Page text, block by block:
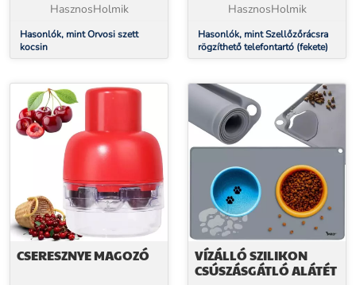
HasznosHolmik
Hasonlók, mint Orvosi szett
kocsin
HasznosHolmik
Hasonlók, mint Szellőzőrácsra
rögzíthető telefontartó (fekete)
CSERESZNYE MAGOZÓ
VÍZÁLLÓ SZILIKON
CSÚSZÁSGÁTLÓ ALÁTÉT